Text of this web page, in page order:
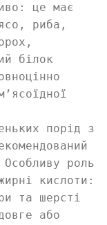
це має
риба,
білок
порід з
роль
кислоти:
та шерсті
або